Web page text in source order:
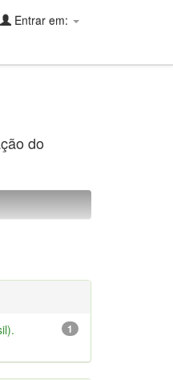
Entrar em:
do
1